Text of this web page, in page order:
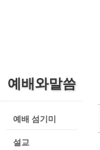
예배와말씀
예배 섬기미
설교